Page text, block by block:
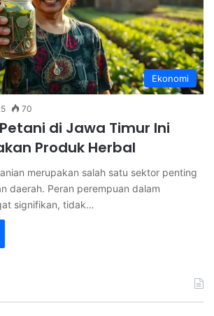
Ekonomi
70
di Jawa Timur Ini
Produk Herbal
merupakan salah satu sektor penting
daerah. Peran perempuan dalam
signifikan, tidak…